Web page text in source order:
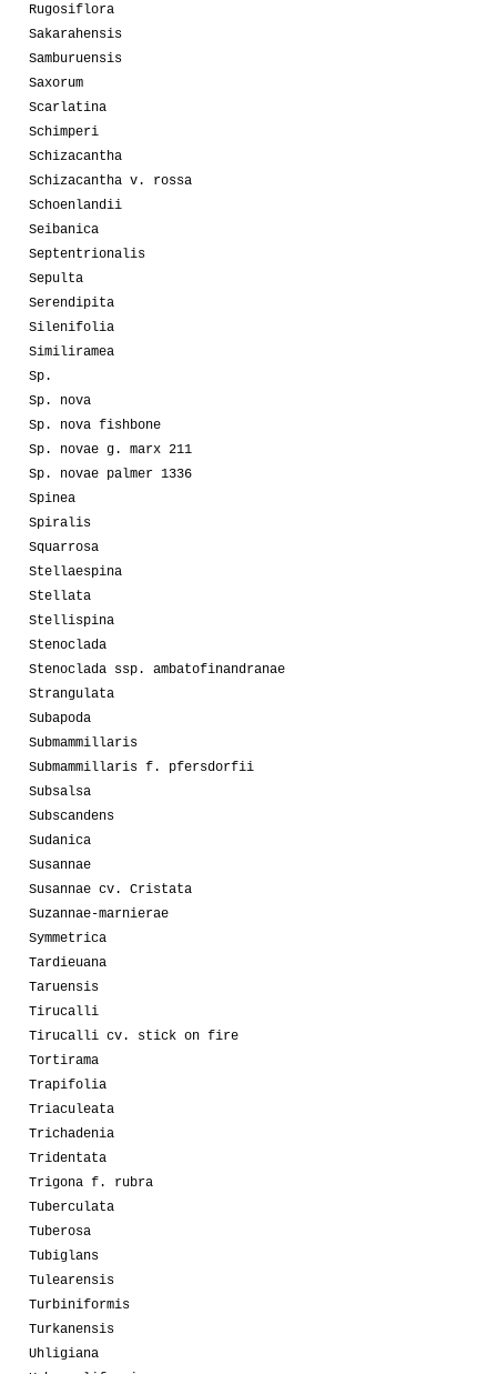
Rugosiflora
Sakarahensis
Samburuensis
Saxorum
Scarlatina
Schimperi
Schizacantha
Schizacantha v. rossa
Schoenlandii
Seibanica
Septentrionalis
Sepulta
Serendipita
Silenifolia
Similiramea
Sp.
Sp. nova
Sp. nova fishbone
Sp. novae g. marx 211
Sp. novae palmer 1336
Spinea
Spiralis
Squarrosa
Stellaespina
Stellata
Stellispina
Stenoclada
Stenoclada ssp. ambatofinandranae
Strangulata
Subapoda
Submammillaris
Submammillaris f. pfersdorfii
Subsalsa
Subscandens
Sudanica
Susannae
Susannae cv. Cristata
Suzannae-marnierae
Symmetrica
Tardieuana
Taruensis
Tirucalli
Tirucalli cv. stick on fire
Tortirama
Trapifolia
Triaculeata
Trichadenia
Tridentata
Trigona f. rubra
Tuberculata
Tuberosa
Tubiglans
Tulearensis
Turbiniformis
Turkanensis
Uhligiana